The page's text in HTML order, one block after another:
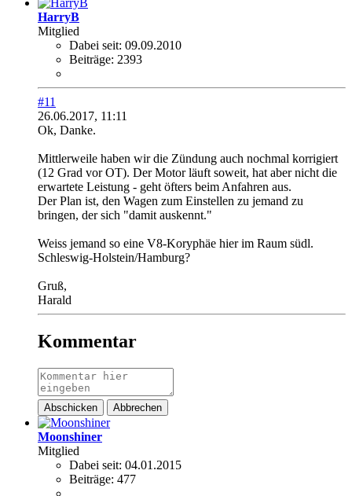
HarryB
Mitglied
Dabei seit: 09.09.2010
Beiträge: 2393
#11
26.06.2017, 11:11
Ok, Danke.
Mittlerweile haben wir die Zündung auch nochmal korrigiert
(12 Grad vor OT). Der Motor läuft soweit, hat aber nicht die
erwartete Leistung - geht öfters beim Anfahren aus.
Der Plan ist, den Wagen zum Einstellen zu jemand zu
bringen, der sich "damit auskennt."
Weiss jemand so eine V8-Koryphäe hier im Raum südl.
Schleswig-Holstein/Hamburg?
Gruß,
Harald
Kommentar
Abschicken Abbrechen
Moonshiner
Mitglied
Dabei seit: 04.01.2015
Beiträge: 477